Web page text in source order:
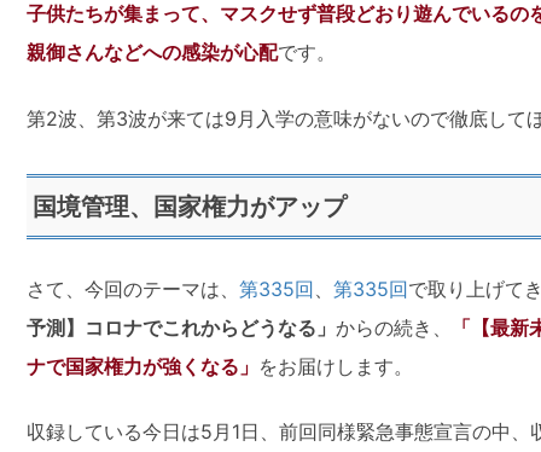
子供たちが集まって、マスクせず普段どおり遊んでいるの
親御さんなどへの感染が心配です。
第2波、第3波が来ては9月入学の意味がないので徹底して
国境管理、国家権力がアップ
さて、今回のテーマは、第335回 、第335回で取り上げて
予測】コロナでこれからどうなる」からの続き、
「【最
ナで国家権力が強くなる」 をお届けします。
収録している今日は5月1日、前回同様緊急事態宣言の中、